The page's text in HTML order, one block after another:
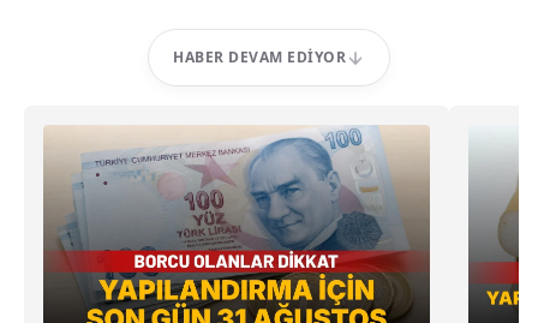
HABER DEVAM EDIYOR